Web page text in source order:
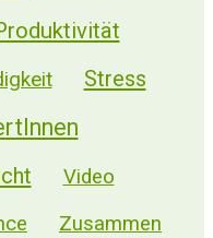
Stress
Video
Zusammen